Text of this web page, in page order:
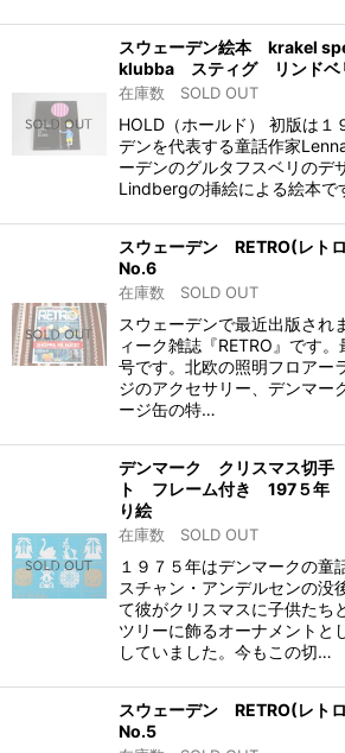
スウェーデン絵本 krakel
klubba スティグ リンドベ
在庫数 SOLD OUT
HOLD（ホールド） 初版は１
デンを代表する童話作家
ーデンのグルタフスベリのデ
Lindbergの挿絵による絵本で
スウェーデン RETRO(レ
No.6
在庫数 SOLD OUT
スウェーデンで最近出版され
ィーク雑誌『RETRO』です
号です。北欧の照明フロアー
ジのアクセサリー、デンマー
ージ缶の特…
デンマーク クリスマス切手
ト フレーム付き 197５年
り絵
在庫数 SOLD OUT
１９７５年はデンマークの童
スチャン・アンデルセンの没
て彼がクリスマスに子供たち
ツリーに飾るオーナメントと
していました。今もこの切…
スウェーデン RETRO(レ
No.5